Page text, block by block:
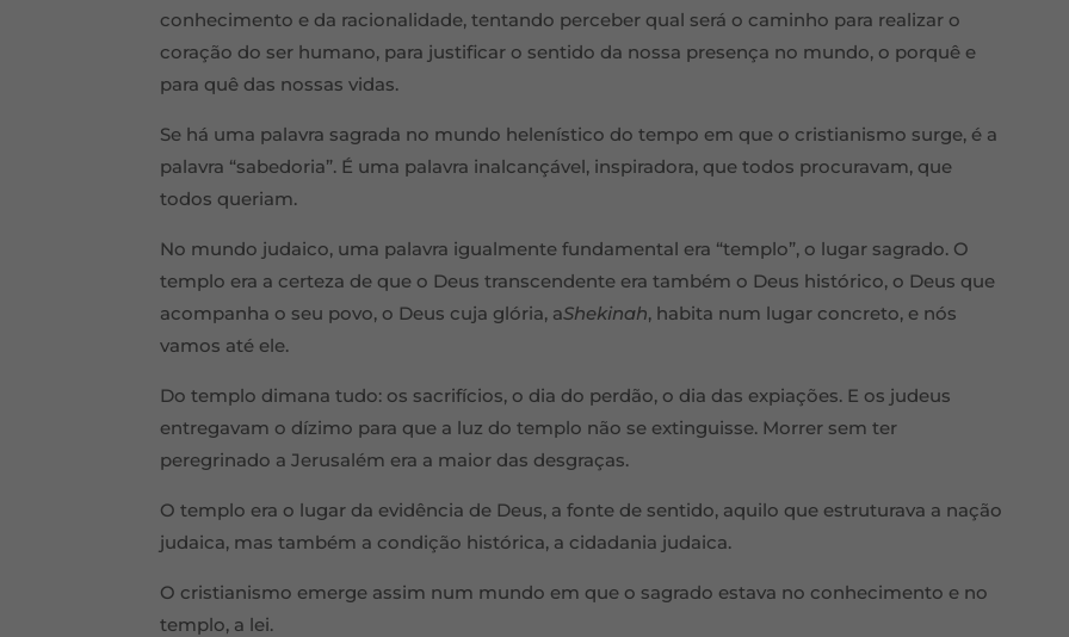
conhecimento e da racionalidade, tentando perceber qual será o caminho para realizar o
coração do ser humano, para justificar o sentido da nossa presença no mundo, o porquê e
para quê das nossas vidas.
Se há uma palavra sagrada no mundo helenístico do tempo em que o cristianismo surge, é a
palavra “sabedoria”. É uma palavra inalcançável, inspiradora, que todos procuravam, que
todos queriam.
No mundo judaico, uma palavra igualmente fundamental era “templo”, o lugar sagrado. O
templo era a certeza de que o Deus transcendente era também o Deus histórico, o Deus que
acompanha o seu povo, o Deus cuja glória, aShekinah, habita num lugar concreto, e nós
vamos até ele.
Do templo dimana tudo: os sacrifícios, o dia do perdão, o dia das expiações. E os judeus
entregavam o dízimo para que a luz do templo não se extinguisse. Morrer sem ter
peregrinado a Jerusalém era a maior das desgraças.
O templo era o lugar da evidência de Deus, a fonte de sentido, aquilo que estruturava a nação
judaica, mas também a condição histórica, a cidadania judaica.
O cristianismo emerge assim num mundo em que o sagrado estava no conhecimento e no
templo, a lei.